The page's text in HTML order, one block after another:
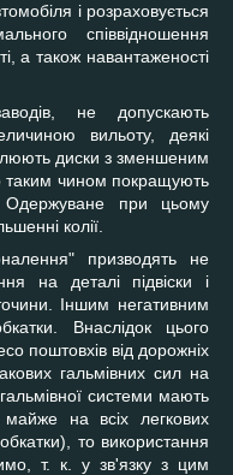
і розраховується
співвідношення
а також навантаженості
не допускають
вильоту, деякі
диски з зменшеним
чином покращують
Одержуване при цьому
колії.
призводять не
на деталі підвіски і
Іншим негативним
Внаслідок цього
поштовхів від дорожніх
гальмівних сил на
системи мають
на всіх легкових
то використання
т. к. у зв'язку з цим